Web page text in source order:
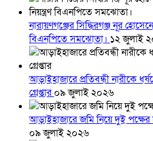
নারায়ণগঞ্জের সিদ্ধিরগঞ্জ নূর
বিএনপিতে সমঝোতা। ১২ জুলাই
আড়াইহাজারে প্রতিবন্ধী নারীকে
গ্রেপ্তার০৯ জুলাই ২০২৬
আড়াইহাজারে জমি নিয়ে দুই
০৯ জুলাই ২০২৬